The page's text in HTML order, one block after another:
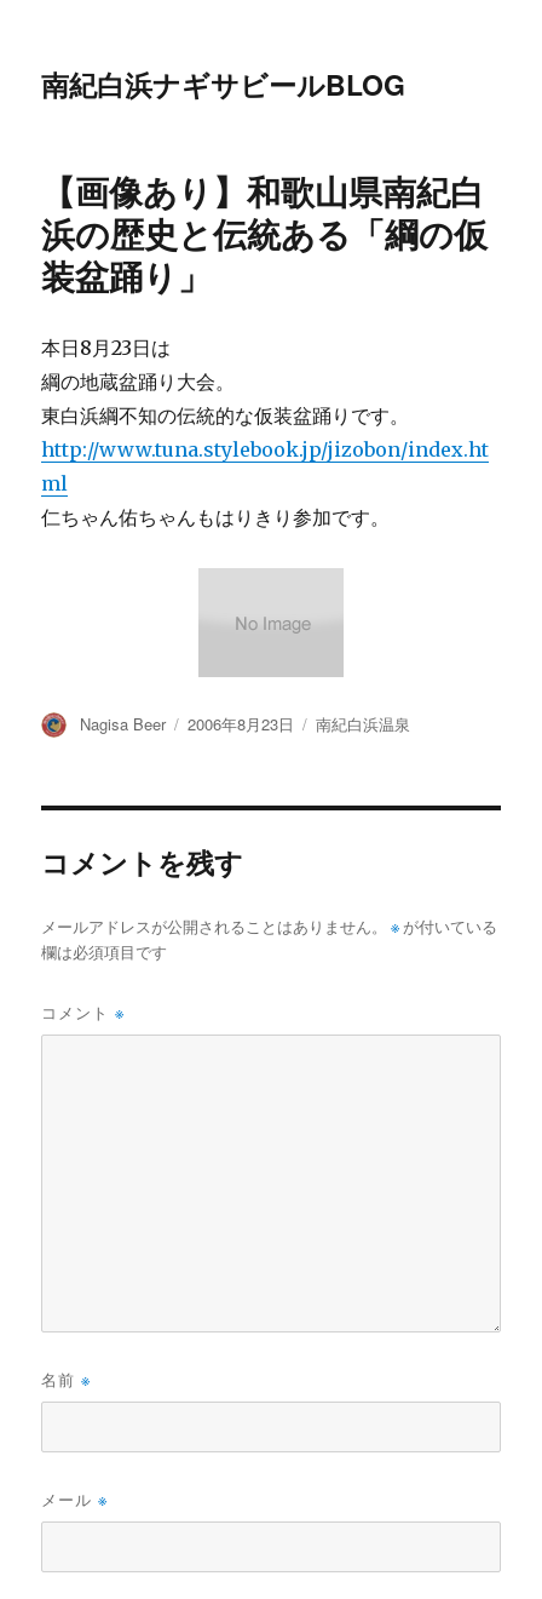
南紀白浜ナギサビールBLOG
【画像あり】和歌山県南紀白
浜の歴史と伝統ある「綱の仮
装盆踊り」
本日8月23日は
綱の地蔵盆踊り大会。
東白浜綱不知の伝統的な仮装盆踊りです。
http://www.tuna.stylebook.jp/jizobon/index.ht
ml
仁ちゃん佑ちゃんもはりきり参加です。
投
Nagisa Beer
投
2006年8月23日
カ
南紀白浜温泉
コメントを残す
メールアドレスが公開されることはありません。 ※ が付いている
欄は必須項目です
コメント※
名前※
メール※